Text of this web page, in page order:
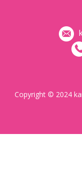
Copyright © 2024